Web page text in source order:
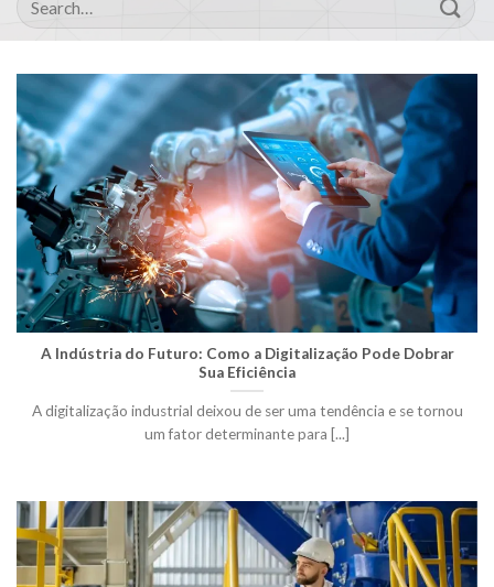
A Indústria do Futuro: Como a Digitalização Pode Dobrar
Sua Eficiência
A digitalização industrial deixou de ser uma tendência e se tornou
um fator determinante para [...]